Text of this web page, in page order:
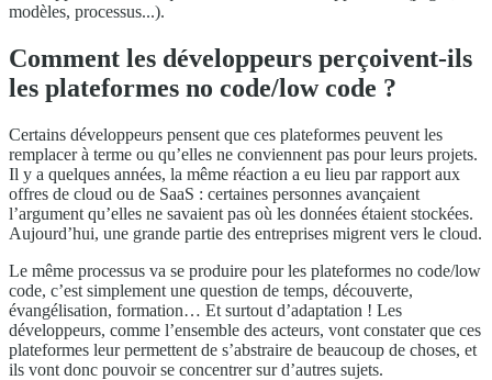
modèles, processus...).
Comment les développeurs perçoivent-ils
les plateformes no code/low code ?
Certains développeurs pensent que ces plateformes peuvent les
remplacer à terme ou qu’elles ne conviennent pas pour leurs projets.
Il y a quelques années, la même réaction a eu lieu par rapport aux
offres de cloud ou de SaaS : certaines personnes avançaient
l’argument qu’elles ne savaient pas où les données étaient stockées.
Aujourd’hui, une grande partie des entreprises migrent vers le cloud.
Le même processus va se produire pour les plateformes no code/low
code, c’est simplement une question de temps, découverte,
évangélisation, formation… Et surtout d’adaptation ! Les
développeurs, comme l’ensemble des acteurs, vont constater que ces
plateformes leur permettent de s’abstraire de beaucoup de choses, et
ils vont donc pouvoir se concentrer sur d’autres sujets.